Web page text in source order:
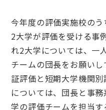
今年度の評価実施校の
2大学が評価を受ける事
れ2大学については、一
チームの団長をお願い
証評価と短期大学機関
については、団長と事
学の評価チームを担当